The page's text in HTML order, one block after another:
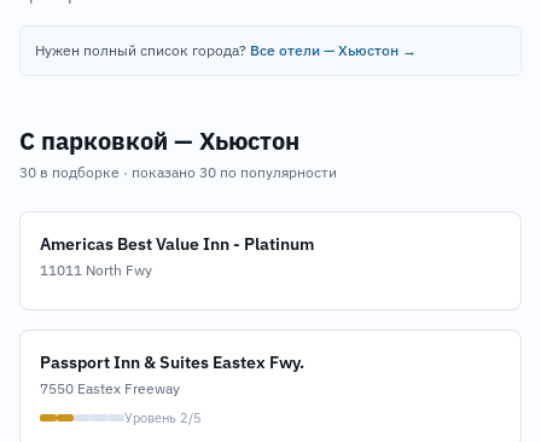
Нужен полный список города? Все отели — Хьюстон →
С парковкой — Хьюстон
30 в подборке · показано 30 по популярности
Americas Best Value Inn - Platinum
11011 North Fwy
Passport Inn & Suites Eastex Fwy.
7550 Eastex Freeway
Уровень 2/5